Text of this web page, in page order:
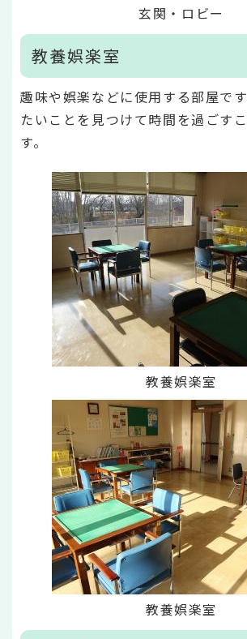
玄関・ロビー
教養娯楽室
趣味や娯楽などに使用する部屋で
たいことを見つけて時間を過ごす
す。
教養娯楽室
教養娯楽室